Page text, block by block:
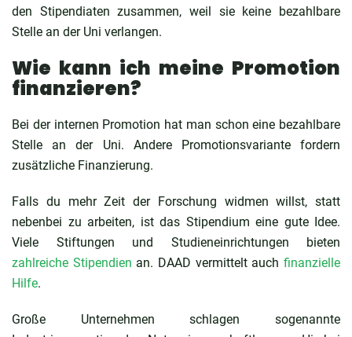
den Stipendiaten zusammen, weil sie keine bezahlbare
Stelle an der Uni verlangen.
Wie kann ich meine Promotion
finanzieren?
Bei der internen Promotion hat man schon eine bezahlbare
Stelle an der Uni. Andere Promotionsvariante fordern
zusätzliche Finanzierung.
Falls du mehr Zeit der Forschung widmen willst, statt
nebenbei zu arbeiten, ist das Stipendium eine gute Idee.
Viele Stiftungen und Studieneinrichtungen bieten
zahlreiche Stipendien an. DAAD vermittelt auchfinanzielle
Hilfe.
Große Unternehmen schlagen sogenannte